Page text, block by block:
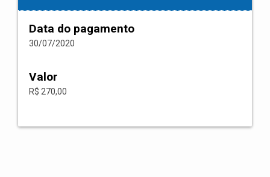
Data do pagamento
30/07/2020
Valor
R$ 270,00